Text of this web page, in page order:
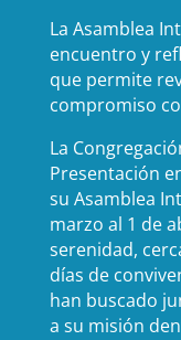
La Asamblea
encuentro y
que permite
compromiso
La
Presentación
su Asamblea
marzo al 1 de
serenidad,
días de
han buscado
a su misión